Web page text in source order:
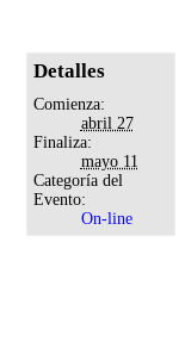
Detalles
Comienza:
abril 27
Finaliza:
mayo 11
Categoría del
Evento:
On-line